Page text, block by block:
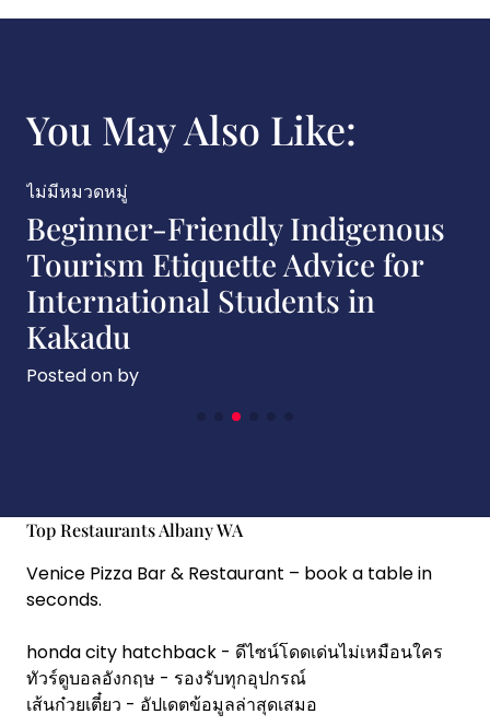
You May Also Like:
ไม่มีหมวดหมู่
Beginner-Friendly Indigenous
Tourism Etiquette Advice for
International Students in
Kakadu
Posted on by
Top Restaurants Albany WA
Venice Pizza Bar & Restaurant – book a table in
seconds.
honda city hatchback - ดีไซน์โดดเด่นไม่เหมือนใคร
ทัวร์ดูบอลอังกฤษ - รองรับทุกอุปกรณ์
เส้นก๋วยเตี๋ยว - อัปเดตข้อมูลล่าสุดเสมอ